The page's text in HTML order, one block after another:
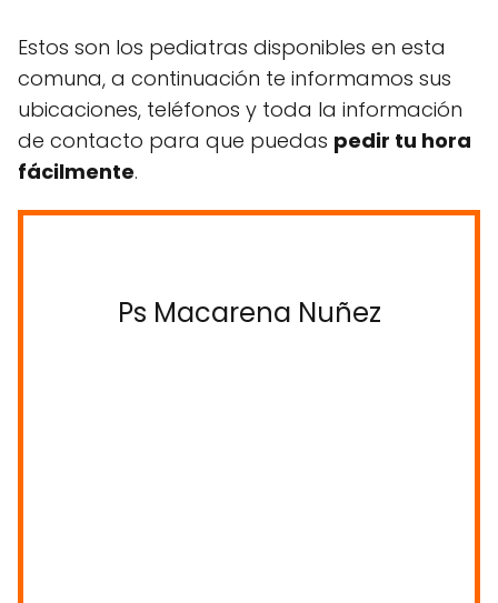
Estos son los pediatras disponibles en esta
comuna, a continuación te informamos sus
ubicaciones, teléfonos y toda la información
de contacto para que puedas pedir tu hora
fácilmente.
Ps Macarena Nuñez